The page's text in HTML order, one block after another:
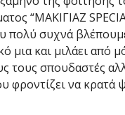
“ΜΑΚΙΓΙΑΖ
πολύ συχνά
μια και μιλάει από
τους σπουδαστές
φροντίζει να κρατά